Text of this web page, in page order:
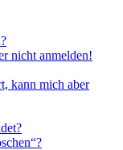
nicht anmelden!
kann mich aber